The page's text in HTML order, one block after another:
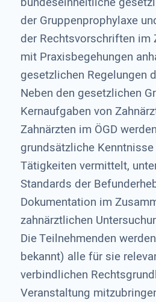
der Gruppenprophylaxe
der Rechtsvorschriften im
mit Praxisbegehungen
gesetzlichen Regelungen
Neben den gesetzlichen
Kernaufgaben von
Zahnärzten im ÖGD
grundsätzliche
Tätigkeiten vermittelt,
Standards der
Dokumentation im
zahnärztlichen
Die Teilnehmenden
bekannt) alle für sie
verbindlichen
Veranstaltung